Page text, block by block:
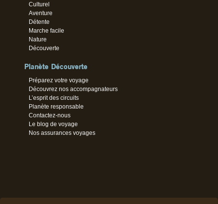
Culturel
Aventure
Détente
Marche facile
Nature
Découverte
Planète Découverte
Préparez votre voyage
Découvrez nos accompagnateurs
L’esprit des circuits
Planète responsable
Contactez-nous
Le blog de voyage
Nos assurances voyages